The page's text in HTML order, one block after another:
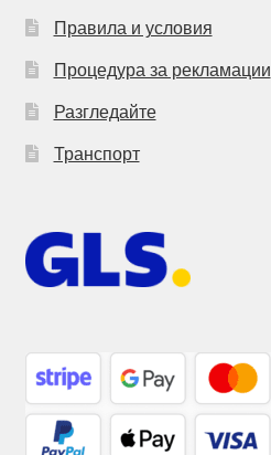
Правила и условия
Процедура за рекламации
Разгледайте
Транспорт